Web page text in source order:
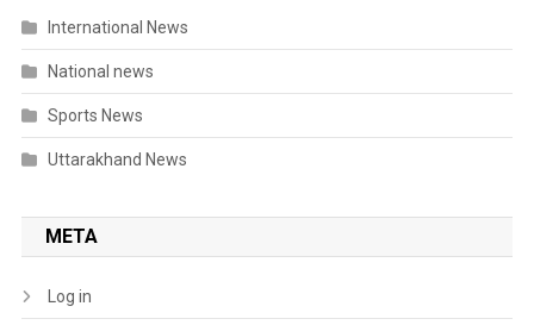
International News
National news
Sports News
Uttarakhand News
META
Log in